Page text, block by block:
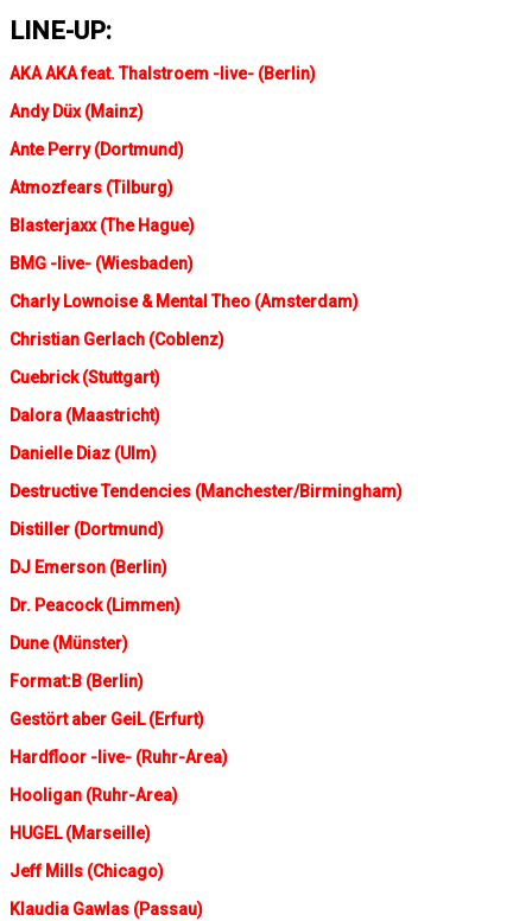
LINE-UP:
AKA AKA feat. Thalstroem -live- (Berlin)
Andy Düx (Mainz)
Ante Perry (Dortmund)
Atmozfears (Tilburg)
Blasterjaxx (The Hague)
BMG -live- (Wiesbaden)
Charly Lownoise & Mental Theo (Amsterdam)
Christian Gerlach (Coblenz)
Cuebrick (Stuttgart)
Dalora (Maastricht)
Danielle Diaz (Ulm)
Destructive Tendencies (Manchester/Birmingham)
Distiller (Dortmund)
DJ Emerson (Berlin)
Dr. Peacock (Limmen)
Dune (Münster)
Format:B (Berlin)
Gestört aber GeiL (Erfurt)
Hardfloor -live- (Ruhr-Area)
Hooligan (Ruhr-Area)
HUGEL (Marseille)
Jeff Mills (Chicago)
Klaudia Gawlas (Passau)